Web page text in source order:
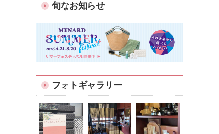
旬なお知らせ
フォトギャラリー